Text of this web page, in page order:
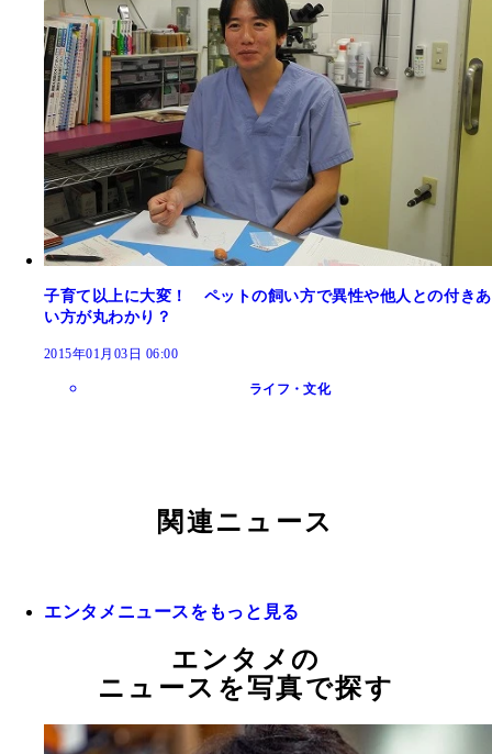
子育て以上に大変！ ペットの飼い方で異性や他人との付きあ
い方が丸わかり？
2015年01月03日 06:00
ライフ・文化
関連ニュース
エンタメニュースをもっと見る
エンタメの
ニュースを写真で探す